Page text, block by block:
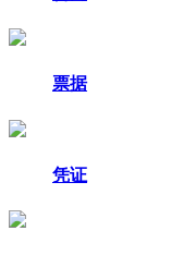
票据
凭证